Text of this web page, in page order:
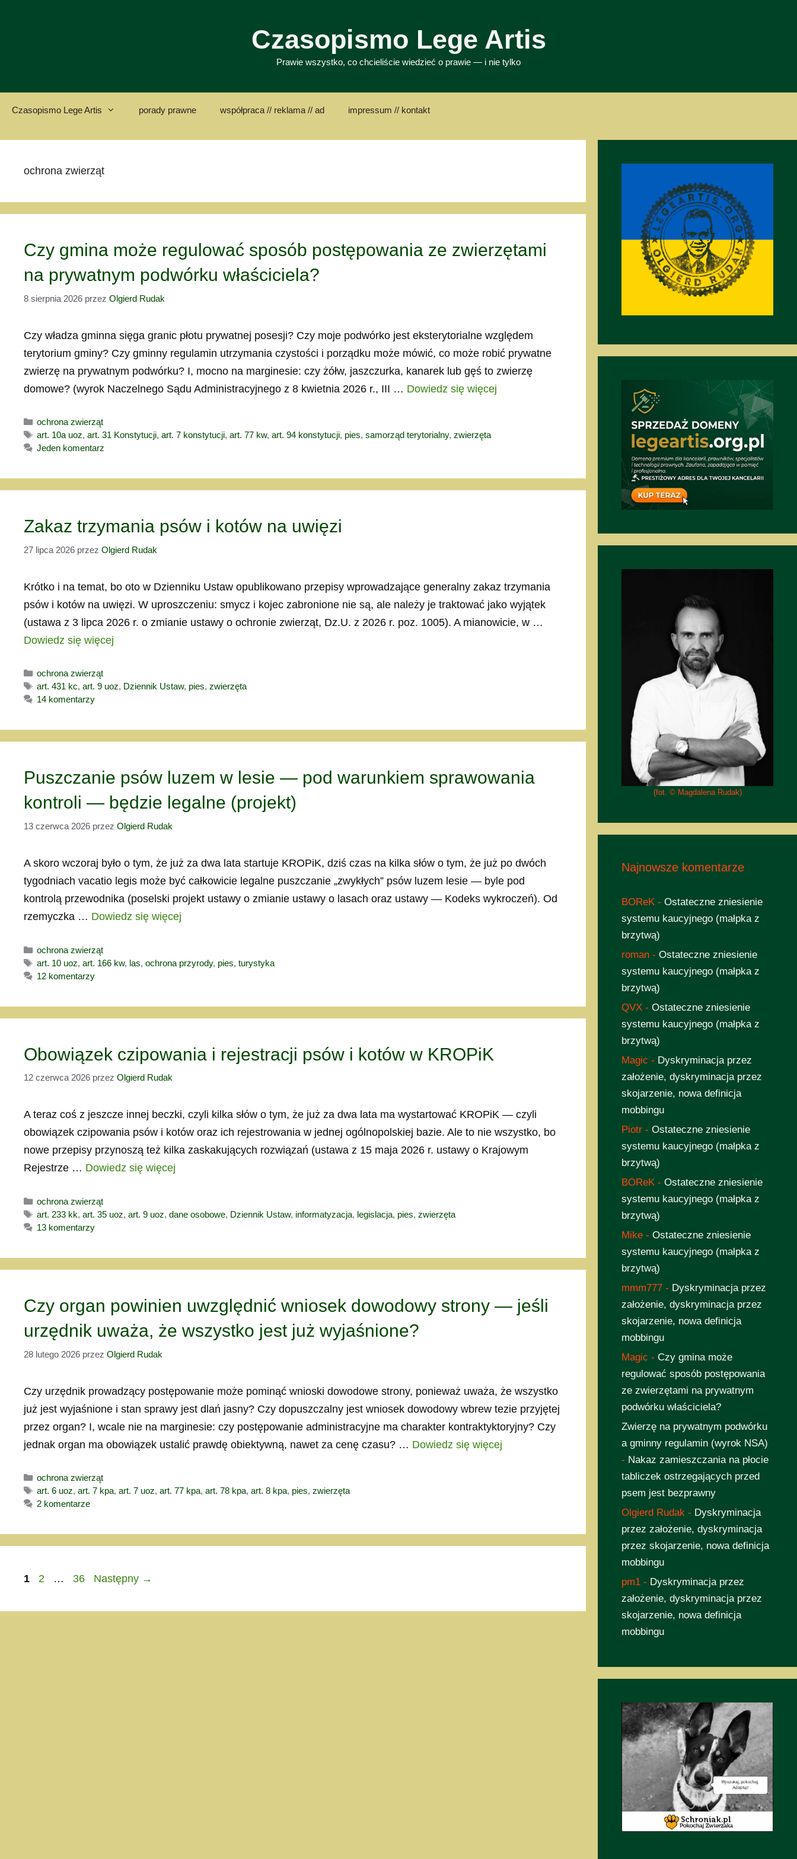
Czasopismo Lege Artis
Prawie wszystko, co chcieliście wiedzieć o prawie — i nie tylko
Czasopismo Lege Artis porady prawne współpraca // reklama // ad impressum // kontakt
ochrona zwierząt
Czy gmina może regulować sposób postępowania ze zwierzętami
na prywatnym podwórku właściciela?
8 sierpnia 2026 przez Olgierd Rudak
Czy władza gminna sięga granic płotu prywatnej posesji? Czy moje podwórko jest eksterytorialne względem
terytorium gminy? Czy gminny regulamin utrzymania czystości i porządku może mówić, co może robić prywatne
zwierzę na prywatnym podwórku? I, mocno na marginesie: czy żółw, jaszczurka, kanarek lub gęś to zwierzę
domowe? (wyrok Naczelnego Sądu Administracyjnego z 8 kwietnia 2026 r., III … Dowiedz się więcej
Kategorie
ochrona zwierząt
Tagi
art. 10a uoz,art. 31 Konstytucji,art. 7 konstytucji,art. 77 kw,art. 94 konstytucji, pies,samorząd terytorialny,zwierzęta
Jeden komentarz
Zakaz trzymania psów i kotów na uwięzi
27 lipca 2026 przez Olgierd Rudak
Krótko i na temat, bo oto w Dzienniku Ustaw opublikowano przepisy wprowadzające generalny zakaz trzymania
psów i kotów na uwięzi. W uproszczeniu: smycz i kojec zabronione nie są, ale należy je traktować jako wyjątek
(ustawa z 3 lipca 2026 r. o zmianie ustawy o ochronie zwierząt, Dz.U. z 2026 r. poz. 1005). A mianowicie, w …
Dowiedz się więcej
Kategorie
ochrona zwierząt
Tagi
art. 431 kc,art. 9 uoz, Dziennik Ustaw, pies,zwierzęta
14 komentarzy
Puszczanie psów luzem w lesie — pod warunkiem sprawowania
kontroli — będzie legalne (projekt)
13 czerwca 2026 przez Olgierd Rudak
A skoro wczoraj było o tym, że już za dwa lata startuje KROPiK, dziś czas na kilka słów o tym, że już po dwóch
tygodniach vacatio legis może być całkowicie legalne puszczanie „zwykłych” psów luzem lesie — byle pod
kontrolą przewodnika (poselski projekt ustawy o zmianie ustawy o lasach oraz ustawy — Kodeks wykroczeń). Od
rzemyczka … Dowiedz się więcej
Kategorie
ochrona zwierząt
Tagi
art. 10 uoz,art. 166 kw, las,ochrona przyrody, pies,turystyka
12 komentarzy
Obowiązek czipowania i rejestracji psów i kotów w KROPiK
12 czerwca 2026 przez Olgierd Rudak
A teraz coś z jeszcze innej beczki, czyli kilka słów o tym, że już za dwa lata ma wystartować KROPiK — czyli
obowiązek czipowania psów i kotów oraz ich rejestrowania w jednej ogólnopolskiej bazie. Ale to nie wszystko, bo
nowe przepisy przynoszą też kilka zaskakujących rozwiązań (ustawa z 15 maja 2026 r. ustawy o Krajowym
Rejestrze … Dowiedz się więcej
Kategorie
ochrona zwierząt
Tagi
art. 233 kk,art. 35 uoz,art. 9 uoz,dane osobowe, Dziennik Ustaw, informatyzacja, legislacja, pies,zwierzęta
13 komentarzy
Czy organ powinien uwzględnić wniosek dowodowy strony — jeśli
urzędnik uważa, że wszystko jest już wyjaśnione?
28 lutego 2026 przez Olgierd Rudak
Czy urzędnik prowadzący postępowanie może pominąć wnioski dowodowe strony, ponieważ uważa, że wszystko
już jest wyjaśnione i stan sprawy jest dlań jasny? Czy dopuszczalny jest wniosek dowodowy wbrew tezie przyjętej
przez organ? I, wcale nie na marginesie: czy postępowanie administracyjne ma charakter kontraktyktoryjny? Czy
jednak organ ma obowiązek ustalić prawdę obiektywną, nawet za cenę czasu? … Dowiedz się więcej
Kategorie
ochrona zwierząt
Tagi
art. 6 uoz,art. 7 kpa,art. 7 uoz,art. 77 kpa,art. 78 kpa,art. 8 kpa, pies,zwierzęta
2 komentarze
Strona
1 Strona
2 … Strona
36 Następny →
(fot. © Magdalena Rudak)
Najnowsze komentarze
BOReK - Ostateczne zniesienie
systemu kaucyjnego (małpka z
brzytwą)
roman - Ostateczne zniesienie
systemu kaucyjnego (małpka z
brzytwą)
QVX - Ostateczne zniesienie
systemu kaucyjnego (małpka z
brzytwą)
Magic - Dyskryminacja przez
założenie, dyskryminacja przez
skojarzenie, nowa definicja
mobbingu
Piotr - Ostateczne zniesienie
systemu kaucyjnego (małpka z
brzytwą)
BOReK - Ostateczne zniesienie
systemu kaucyjnego (małpka z
brzytwą)
Mike - Ostateczne zniesienie
systemu kaucyjnego (małpka z
brzytwą)
mmm777 - Dyskryminacja przez
założenie, dyskryminacja przez
skojarzenie, nowa definicja
mobbingu
Magic - Czy gmina może
regulować sposób postępowania
ze zwierzętami na prywatnym
podwórku właściciela?
Zwierzę na prywatnym podwórku
a gminny regulamin (wyrok NSA)
- Nakaz zamieszczania na płocie
tabliczek ostrzegających przed
psem jest bezprawny
Olgierd Rudak - Dyskryminacja
przez założenie, dyskryminacja
przez skojarzenie, nowa definicja
mobbingu
pm1 - Dyskryminacja przez
założenie, dyskryminacja przez
skojarzenie, nowa definicja
mobbingu